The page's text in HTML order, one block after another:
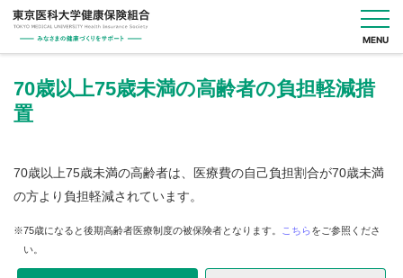
MENU
し
く
健
保
70歳以上75歳未満の高齢者の負担軽減措
置
70歳以上75歳未満の高齢者は、医療費の自己負担割合が70歳未満
の方より負担軽減されています。
※75歳になると後期高齢者医療制度の被保険者となります。 こちらをご参照くださ
い。